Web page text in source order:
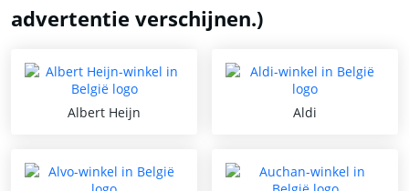
advertentie verschijnen.)
Albert Heijn Aldi